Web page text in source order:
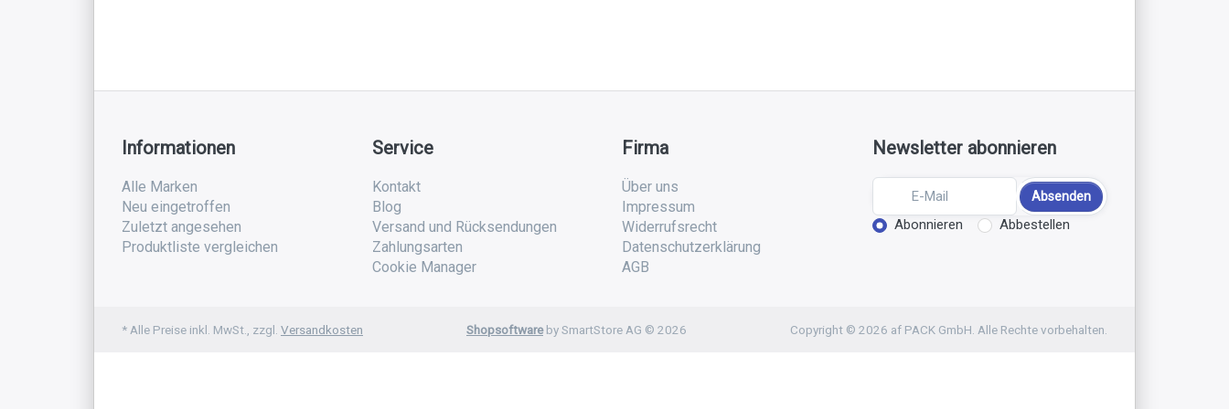
Informationen
Alle Marken
Neu eingetroffen
Zuletzt angesehen
Produktliste vergleichen
Service
Kontakt
Blog
Versand und Rücksendungen
Zahlungsarten
Cookie Manager
Firma
Über uns
Impressum
Widerrufsrecht
Datenschutzerklärung
AGB
Newsletter abonnieren
Absenden
Aktion wählen
Abonnieren Abbestellen
* Alle Preise inkl. MwSt., zzgl. Versandkosten Shopsoftwareby SmartStore AG © 2026 Copyright © 2026 af PACK GmbH. Alle Rechte vorbehalten.